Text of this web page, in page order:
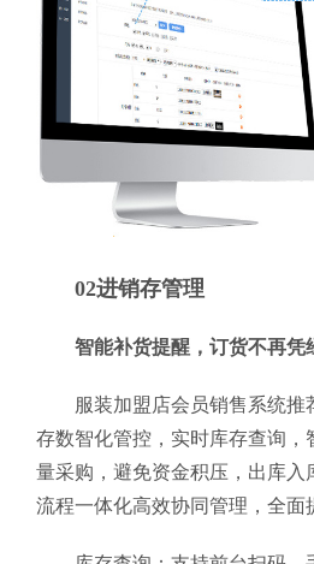
02进销存管理
智能补货提醒，订货不再凭
服装加盟店会员销售系统
存数智化管控，实时库存查询，
量采购，避免资金积压，出库入
流程一体化高效协同管理，全面